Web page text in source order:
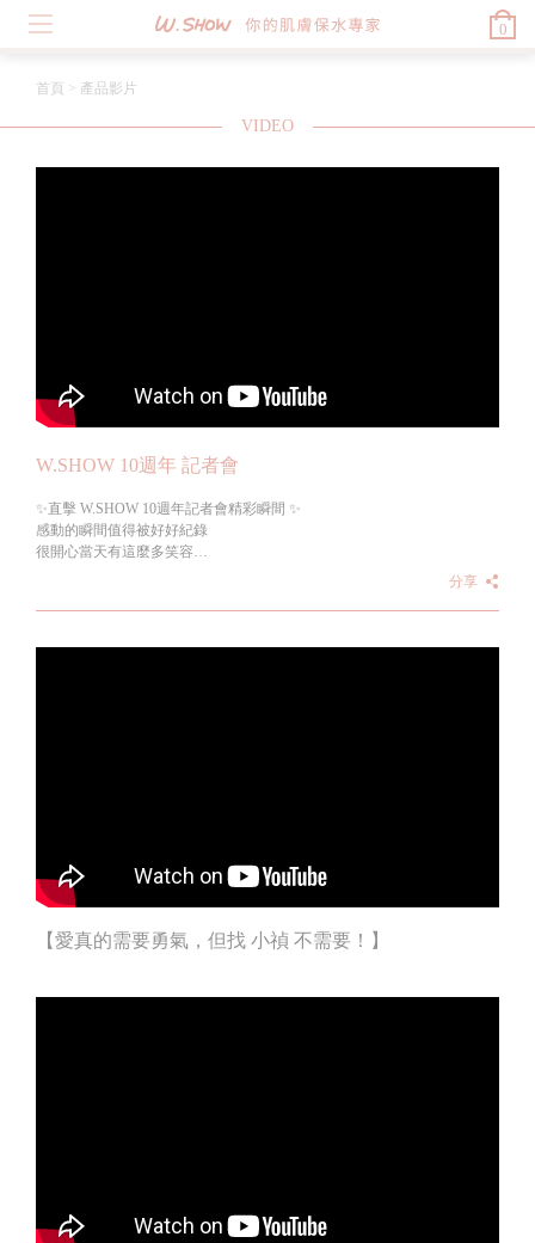
0
首頁 > 產品影片
VIDEO
W.SHOW 10週年 記者會
✨直擊 W.SHOW 10週年記者會精彩瞬間 ✨
感動的瞬間值得被好好紀錄
很開心當天有這麼多笑容
看見每一位嘉賓跟記者朋友的祝福
分享
【愛真的需要勇氣，但找 小禎 不需要！】